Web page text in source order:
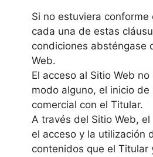
Si no estuviera conforme
cada una de estas
condiciones absténgase
Web.
El acceso al Sitio Web no
modo alguno, el inicio de
comercial con el Titular.
A través del Sitio Web,
el acceso y la utilización
contenidos que el Titular